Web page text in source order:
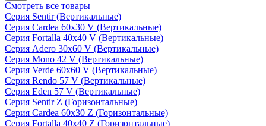
Смотреть все товары
Серия Sentir (Вертикальные)
Серия Cardea 60х30 V (Вертикальные)
Серия Fortalla 40х40 V (Вертикальные)
Серия Adero 30х60 V (Вертикальные)
Серия Mono 42 V (Вертикальные)
Серия Verde 60х60 V (Вертикальные)
Серия Rendo 57 V (Вертикальные)
Серия Eden 57 V (Вертикальные)
Серия Sentir Z (Горизонтальные)
Серия Cardea 60х30 Z (Горизонтальные)
Серия Fortalla 40х40 Z (Горизонтальные)